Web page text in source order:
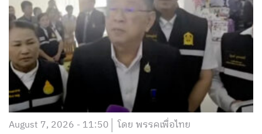
August 7, 2026 - 11:50 โดย พรรคเพื่อไทย